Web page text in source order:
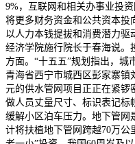
9%，互联网和相关办事业投
将更多财务资金和公共资本投
以人力本钱提拔和消费潜力驱
经济学院施行院长于春海说。
方面。“十五五”规划指出，
青海省西宁市城西区彭家寨镇
元的供水管网项目正正在紧锣
做人员丈量尺寸、标识表记标
缓解小区泊车压力。地下管网
计将扶植地下管网跨越70万公